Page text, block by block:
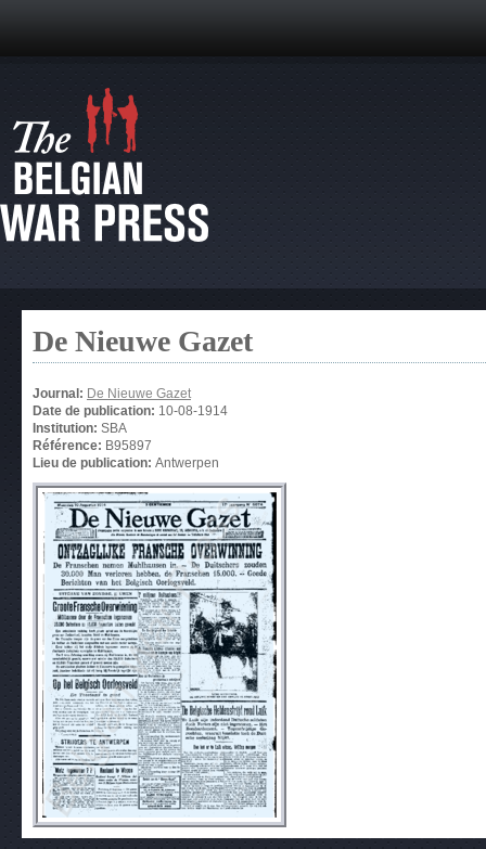
De Nieuwe Gazet
Journal: De Nieuwe Gazet
Date de publication: 10-08-1914
Institution: SBA
Référence: B95897
Lieu de publication: Antwerpen